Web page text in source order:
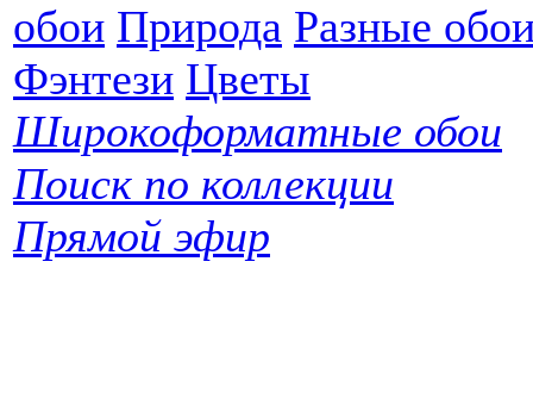
обои Природа Разные
Фэнтези Цветы
Широкоформатные обои
Поиск по коллекции
Прямой эфир